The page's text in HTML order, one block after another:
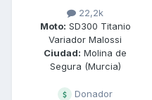
22,2k
Moto: SD300 Titanio
Variador Malossi
Ciudad: Molina de
Segura (Murcia)
Donador